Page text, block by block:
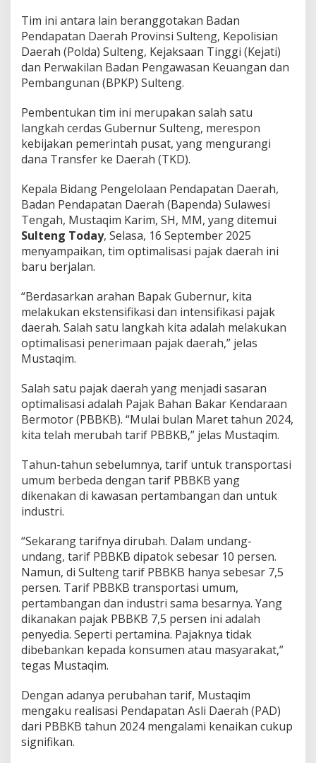
Tim ini antara lain beranggotakan Badan
Pendapatan Daerah Provinsi Sulteng, Kepolisian
Daerah (Polda) Sulteng, Kejaksaan Tinggi (Kejati)
dan Perwakilan Badan Pengawasan Keuangan dan
Pembangunan (BPKP) Sulteng.
Pembentukan tim ini merupakan salah satu
langkah cerdas Gubernur Sulteng, merespon
kebijakan pemerintah pusat, yang mengurangi
dana Transfer ke Daerah (TKD).
Kepala Bidang Pengelolaan Pendapatan Daerah,
Badan Pendapatan Daerah (Bapenda) Sulawesi
Tengah, Mustaqim Karim, SH, MM, yang ditemui
Sulteng Today, Selasa, 16 September 2025
menyampaikan, tim optimalisasi pajak daerah ini
baru berjalan.
“Berdasarkan arahan Bapak Gubernur, kita
melakukan ekstensifikasi dan intensifikasi pajak
daerah. Salah satu langkah kita adalah melakukan
optimalisasi penerimaan pajak daerah,” jelas
Mustaqim.
Salah satu pajak daerah yang menjadi sasaran
optimalisasi adalah Pajak Bahan Bakar Kendaraan
Bermotor (PBBKB). “Mulai bulan Maret tahun 2024,
kita telah merubah tarif PBBKB,” jelas Mustaqim.
Tahun-tahun sebelumnya, tarif untuk transportasi
umum berbeda dengan tarif PBBKB yang
dikenakan di kawasan pertambangan dan untuk
industri.
“Sekarang tarifnya dirubah. Dalam undang-
undang, tarif PBBKB dipatok sebesar 10 persen.
Namun, di Sulteng tarif PBBKB hanya sebesar 7,5
persen. Tarif PBBKB transportasi umum,
pertambangan dan industri sama besarnya. Yang
dikanakan pajak PBBKB 7,5 persen ini adalah
penyedia. Seperti pertamina. Pajaknya tidak
dibebankan kepada konsumen atau masyarakat,”
tegas Mustaqim.
Dengan adanya perubahan tarif, Mustaqim
mengaku realisasi Pendapatan Asli Daerah (PAD)
dari PBBKB tahun 2024 mengalami kenaikan cukup
signifikan.